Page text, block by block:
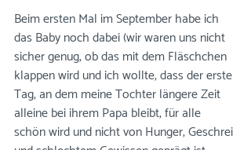
Beim ersten Mal im September habe ich
das Baby noch dabei (wir waren uns nicht
sicher genug, ob das mit dem Fläschchen
klappen wird und ich wollte, dass der erste
Tag, an dem meine Tochter längere Zeit
alleine bei ihrem Papa bleibt, für alle
schön wird und nicht von Hunger, Geschrei